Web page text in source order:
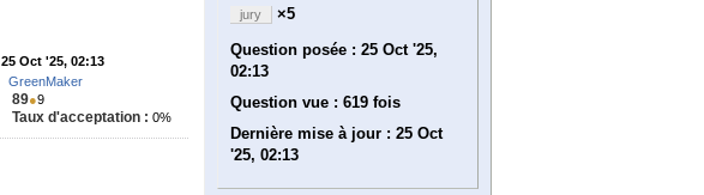
25 Oct '25, 02:13
GreenMaker
89●9
Taux d'acceptation : 0%
jury
×5
Question posée : 25 Oct '25,
02:13
Question vue : 619 fois
Dernière mise à jour : 25 Oct
'25, 02:13